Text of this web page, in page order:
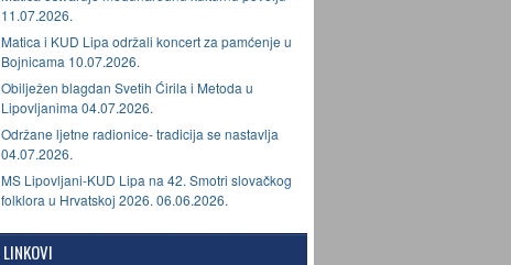
11.07.2026.
Matica i KUD Lipa održali koncert za pamćenje u
Bojnicama 10.07.2026.
Obilježen blagdan Svetih Ćirila i Metoda u
Lipovljanima 04.07.2026.
Održane ljetne radionice- tradicija se nastavlja
04.07.2026.
MS Lipovljani-KUD Lipa na 42. Smotri slovačkog
folklora u Hrvatskoj 2026. 06.06.2026.
LINKOVI